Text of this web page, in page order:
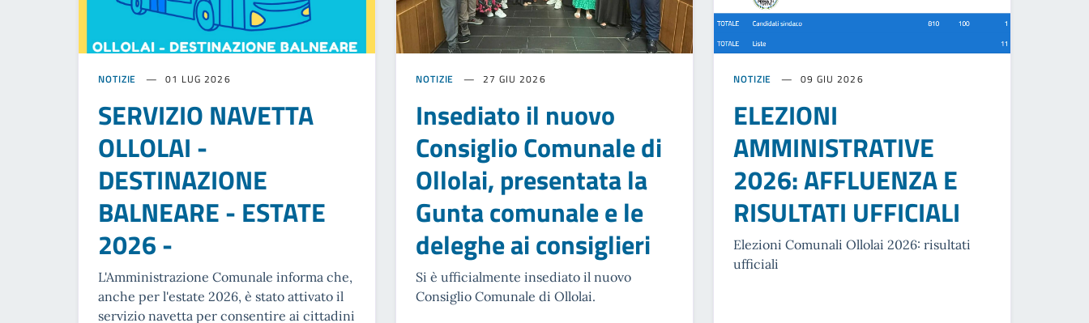
NOTIZIE 01 LUG 2026
SERVIZIO NAVETTA
OLLOLAI -
DESTINAZIONE
BALNEARE - ESTATE
2026 -
L'Amministrazione Comunale informa che,
anche per l'estate 2026, è stato attivato il
servizio navetta per consentire ai cittadini
NOTIZIE 27 GIU 2026
Insediato il nuovo
Consiglio Comunale di
Ollolai, presentata la
Gunta comunale e le
deleghe ai consiglieri
Si è ufficialmente insediato il nuovo
Consiglio Comunale di Ollolai.
NOTIZIE 09 GIU 2026
ELEZIONI
AMMINISTRATIVE
2026: AFFLUENZA E
RISULTATI UFFICIALI
Elezioni Comunali Ollolai 2026: risultati
ufficiali